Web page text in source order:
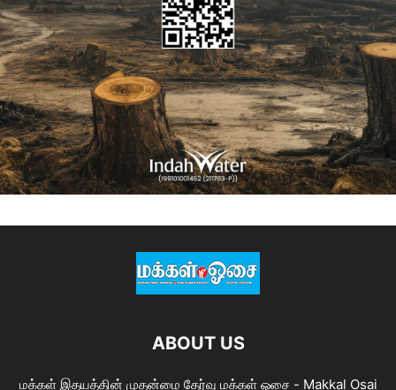
ABOUT US
மக்கள் இதயத்தின் முதன்மை தேர்வு மக்கள் ஓசை - Makkal Osai